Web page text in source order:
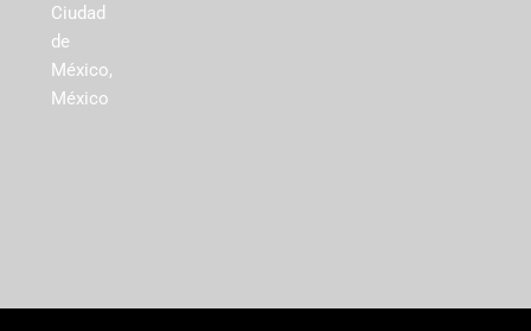
Ciudad
de
México,
México